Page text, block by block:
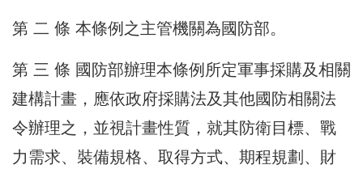
第 二 條 本條例之主管機關為國防部。
第 三 條 國防部辦理本條例所定軍事採購及相關
建構計畫，應依政府採購法及其他國防相關法
令辦理之，並視計畫性質，就其防衛目標、戰
力需求、裝備規格、取得方式、期程規劃、財